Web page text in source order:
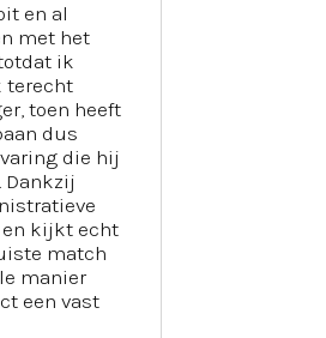
en al
met het
ik
terecht
toen heeft
dus
die hij
Dankzij
en kijkt echt
match
manier
een vast